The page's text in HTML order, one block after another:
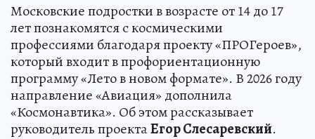
Московские подростки в возрасте от 14 до 17
лет познакомятся с космическими
профессиями благодаря проекту «ПРОГероев»,
который входит в профориентационную
программу «Лето в новом формате». В 2026 году
направление «Авиация» дополнила
«Космонавтика». Об этом рассказывает
руководитель проектаЕгор Слесаревский.